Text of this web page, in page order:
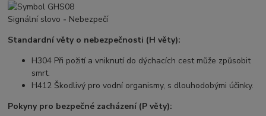
Signální slovo - Nebezpečí
Standardní věty o nebezpečnosti (H věty):
H304 Při požití a vniknutí do dýchacích cest může způsobit
smrt.
H412 Škodlivý pro vodní organismy, s dlouhodobými účinky.
Pokyny pro bezpečné zacházení (P věty):